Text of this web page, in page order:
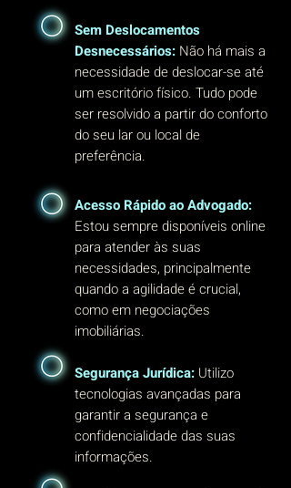
Sem Deslocamentos
Desnecessários: Não há mais a
necessidade de deslocar-se até
um escritório físico. Tudo pode
ser resolvido a partir do conforto
do seu lar ou local de
preferência.
Acesso Rápido ao Advogado:
Estou sempre disponíveis online
para atender às suas
necessidades, principalmente
quando a agilidade é crucial,
como em negociações
imobiliárias.
Segurança Jurídica: Utilizo
tecnologias avançadas para
garantir a segurança e
confidencialidade das suas
informações.